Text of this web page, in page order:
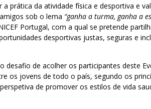
prática da atividade física e desportiva e
sob o lema “ganha a turma, ganha a
Portugal, com a qual se pretende
desportivas justas, seguras e
desafio de acolher os participantes deste
os jovens de todo o país, segundo os
de promover os estilos de vida